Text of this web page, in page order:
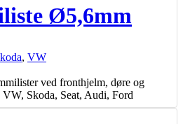
Ø5,6mm
, VW
ved fronthjelm, døre og
Skoda, Seat, Audi, Ford